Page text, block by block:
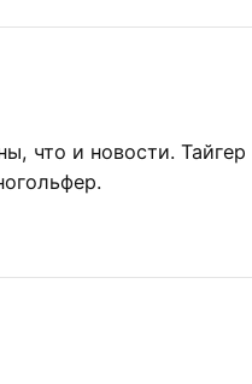
что и новости. Тайгер